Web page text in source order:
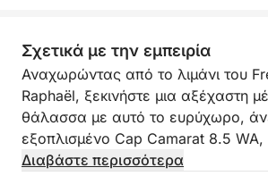
Σχετικά με την εμπειρία
Αναχωρώντας από το λιμάνι του
Raphaël, ξεκινήστε μια αξέχαστη
θάλασσα με αυτό το ευρύχωρο,
εξοπλισμένο Cap Camarat 8.5 WA,
από τον επαγγελματία καπετάνιο
Διαβάστε περισσότερα